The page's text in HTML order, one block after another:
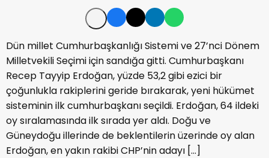
Dün millet Cumhurbaşkanlığı Sistemi ve 27’nci Dönem
Milletvekili Seçimi için sandığa gitti. Cumhurbaşkanı
Recep Tayyip Erdoğan, yüzde 53,2 gibi ezici bir
çoğunlukla rakiplerini geride bırakarak, yeni hükümet
sisteminin ilk cumhurbaşkanı seçildi. Erdoğan, 64 ildeki
oy sıralamasında ilk sırada yer aldı. Doğu ve
Güneydoğu illerinde de beklentilerin üzerinde oy alan
Erdoğan, en yakın rakibi CHP’nin adayı […]